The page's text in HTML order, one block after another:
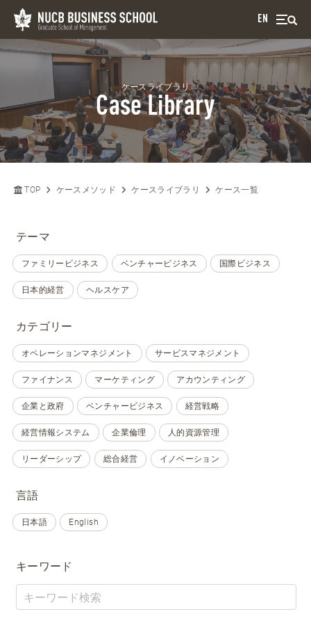
EN
ケースライブラリ
Case Library
TOP ケースメソッド ケースライブラリ ケース一覧
テーマ
ファミリービジネス ベンチャービジネス 国際ビジネス
日本的経営 ヘルスケア
カテゴリー
オペレーションマネジメント サービスマネジメント
ファイナンス マーケティング アカウンティング
企業と政府 ベンチャービジネス 経営戦略
経営情報システム 企業倫理 人的資源管理
リーダーシップ 総合経営 イノベーション
言語
日本語 English
キーワード